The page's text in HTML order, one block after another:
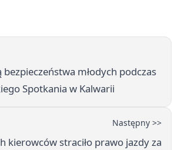
bezpieczeństwa młodych podczas
Spotkania w Kalwarii
Następny >>
kierowców straciło prawo jazdy za